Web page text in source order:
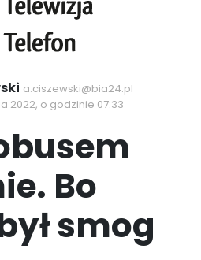
a.ciszewski@bia24.pl
2022, o godzinie 07:33
Bo
smog